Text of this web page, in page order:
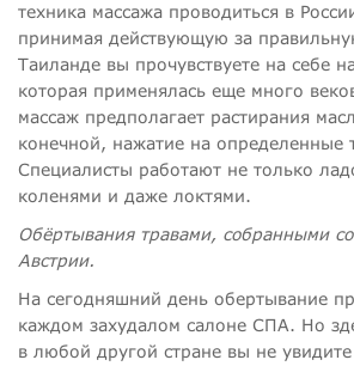
техника массажа проводиться в
принимая действующую за
Таиланде вы прочувствуете на себе
которая применялась еще много
массаж предполагает растирания
конечной, нажатие на определенные
Специалисты работают не только
коленями и даже локтями.
Обёртывания травами, собранными
Австрии.
На сегодняшний день обертывание
каждом захудалом салоне СПА. Но
в любой другой стране вы не